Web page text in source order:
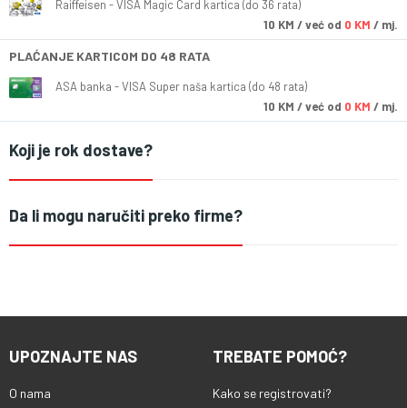
Raiffeisen - VISA Magic Card kartica (do 36 rata)
10 KM / već od 0 KM / mj.
PLAĆANJE KARTICOM DO 48 RATA
ASA banka - VISA Super naša kartica (do 48 rata)
10 KM / već od 0 KM / mj.
Koji je rok dostave?
Da li mogu naručiti preko firme?
UPOZNAJTE NAS
O nama
TREBATE POMOĆ?
Kako se registrovati?